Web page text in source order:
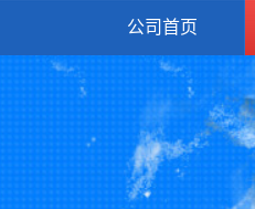
公司首页